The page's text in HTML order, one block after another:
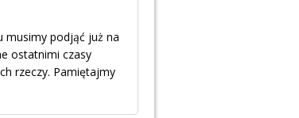
musimy podjąć już na
ostatnimi czasy
rzeczy. Pamiętajmy